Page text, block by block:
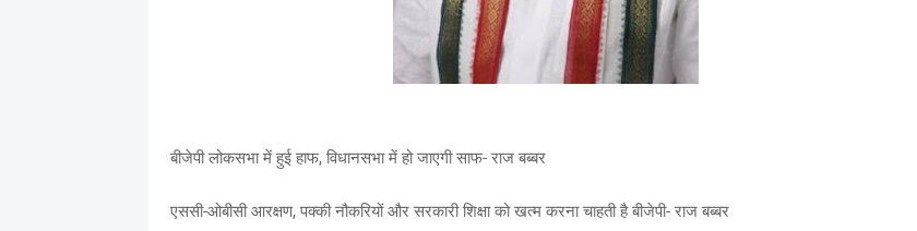
बीजेपी लोकसभा में हुई हाफ, विधानसभा में हो जाएगी साफ- राज बब्बर
एससी-ओबीसी आरक्षण, पक्की नौकरियों और सरकारी शिक्षा को खत्म करना चाहती है बीजेपी- राज बब्बर